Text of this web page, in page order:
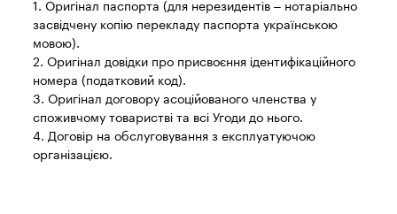
1. Оригінал паспорта (для нерезидентів – нотаріально
засвідчену копію перекладу паспорта українською
мовою).
2. Оригінал довідки про присвоєння ідентифікаційного
номера (податковий код).
3. Оригінал договору асоційованого членства у
споживчому товаристві та всі Угоди до нього.
4. Договір на обслуговування з експлуатуючою
організацією.